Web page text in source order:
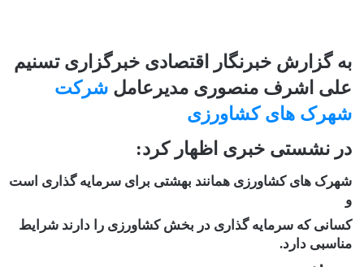
به گزارش خبرنگار اقتصادی خبرگزاری تسنیم
علی اشرف منصوری مدیرعامل شرکت
شهرک های کشاورزی
در نشستی خبری اظهار کرد:
شهرک های کشاورزی همانند بهشتی برای سرمایه گذاری است
و
کسانی که سرمایه گذاری در بخش کشاورزی را دارند شرایط
مناسبی دارد.